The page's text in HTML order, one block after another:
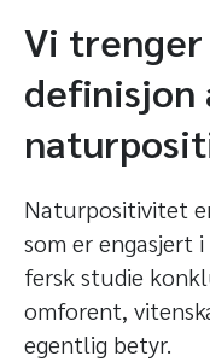
Vi
definisjon
Naturpositivitet
som er engasjert
fersk studie
omforent,
egentlig betyr.